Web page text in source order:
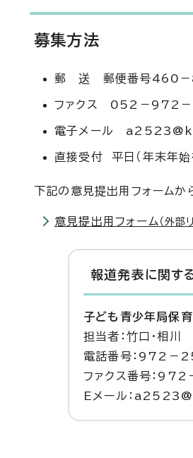
募集方法
郵 送 郵便番号460－
ファクス 052－972－
電子メール
直接受付 平日（年末年
下記の意見提出用フォーム
意見提出用フォーム （外部
報道発表に関す
子ども青少年局保
担当者：竹口・相川
電話番号：972－
ファクス番号：
Eメール：